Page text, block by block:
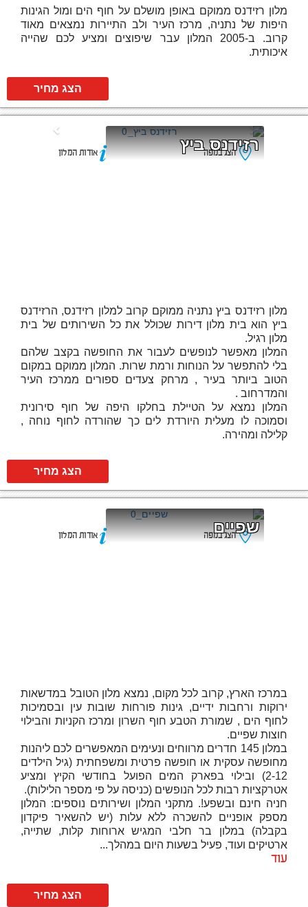
מלון רזידנס ממוקם באופן מושלם על חוף הים ומול הגינות
היפות של נתניה, מרכז העיר ולב התיירות נמצאים מאוד
קרוב. ב-2005 המלון עבר שיפוצים ומציע לכם שהייה
איכותית.
הצג מחיר
רזידנס ביץ
הצג במפה אודות המלון
מלון רזידנס ביץ נתניה ממוקם קרוב למלון רזידנס, הרזידנס
ביץ הוא בית מלון דירות שכולל את כל השירותים של בית
מלון רגיל.
המלון מאפשר לנופשים לעבור את החופשה בקצב שלהם
בלי להתפשר על הנוחות ורמת שרות. המלון ממוקם במקום
הטוב ביותר בעיר , מרחק צעדים ספורים ממרכז העיר
והמדרחוב .
המלון נמצא על הטיילת בחלקו היפה של חוף סירונית
וסמוכה לו מעלית היורדת לים כך שהורדה לחוף נוחה ,
קלילה ומהירה.
הצג מחיר
שפיים
הצג במפה אודות המלון
במרכז הארץ, קרוב לכל מקום, נמצא מלון הטובל במדשאות
ירוקות ורחבות ידיים, גינות פורחות שובות עין ובסמיכות
לחוף הים , שמורת הטבע חוף השרון ומרכז הקניות והבילוי
חוצות שפיים.
במלון 145 חדרים מרווחים ונעימים המאפשרים לכם ליהנות
מחופשה עסקית או חופשה פרטית ומשפחתית (גיל הילדים
2-12) ובילוי בפארק המים הפועל בחודשי הקיץ ומציע
אטרקציות רבות לכל הנופשים (כניסה על פי מספר הלילות).
חניה חינם ובשפע!. מתקני המלון ושירותים נוספים: המלון
מספק אופניים להשכרה ללא עלות (יש להשאיר פיקדון
בקבלה) במלון בר חלבי המגיש ארוחות קלות, שתייה,
ארטיקים ועוד, פעיל בשעות היום במהלך...
עוד
הצג מחיר